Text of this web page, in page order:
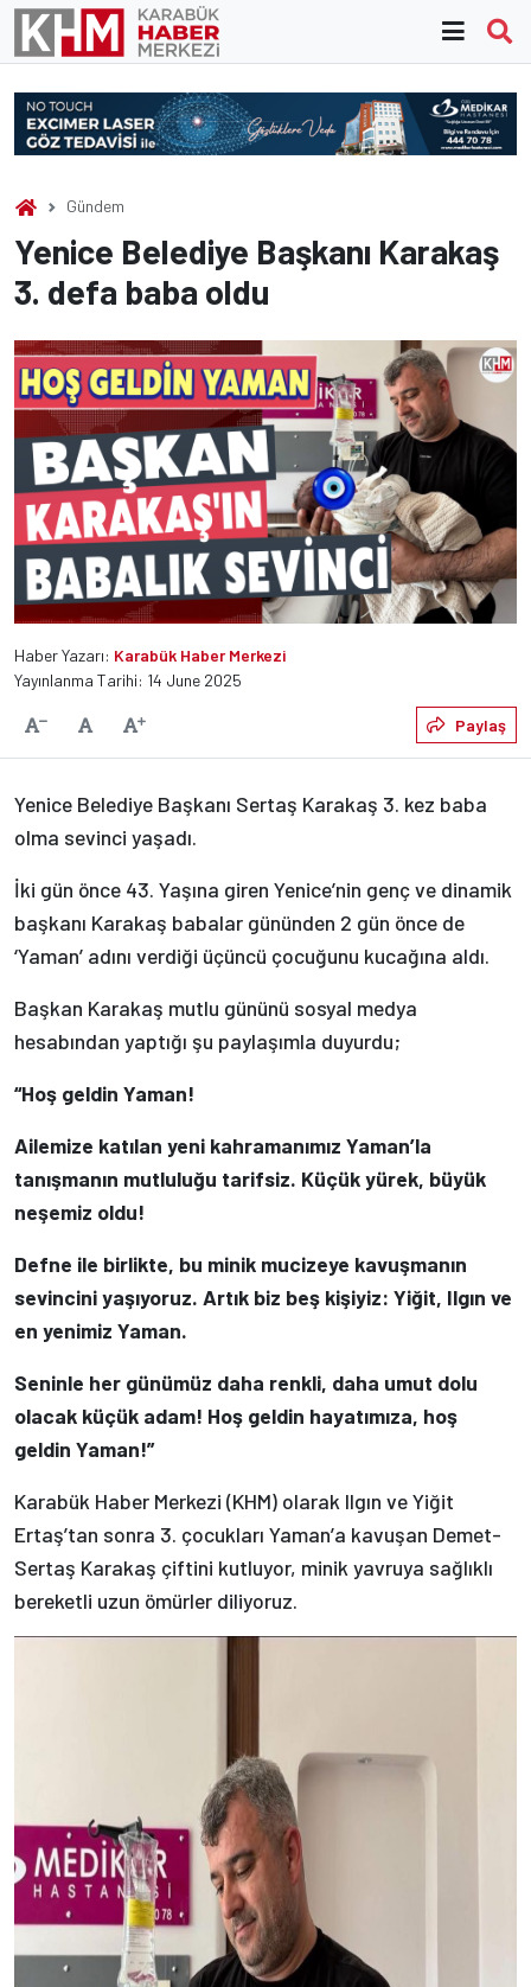
Skip
content
Gündem
Yenice Belediye Başkanı Karakaş
3. defa baba oldu
Haber Yazarı: Karabük Haber Merkezi
Yayınlanma Tarihi: 14 June 2025
Yazıyı KüçültVarsayılanYazıyı Büyüt Paylaş
Yenice Belediye Başkanı Sertaş Karakaş 3. kez baba
olma sevinci yaşadı.
İki gün önce 43. Yaşına giren Yenice’nin genç ve dinamik
başkanı Karakaş babalar gününden 2 gün önce de
‘Yaman’ adını verdiği üçüncü çocuğunu kucağına aldı.
Başkan Karakaş mutlu gününü sosyal medya
hesabından yaptığı şu paylaşımla duyurdu;
“Hoş geldin Yaman!
Ailemize katılan yeni kahramanımız Yaman’la
tanışmanın mutluluğu tarifsiz. Küçük yürek, büyük
neşemiz oldu!
Defne ile birlikte, bu minik mucizeye kavuşmanın
sevincini yaşıyoruz. Artık biz beş kişiyiz: Yiğit, Ilgın ve
en yenimiz Yaman.
Seninle her günümüz daha renkli, daha umut dolu
olacak küçük adam! Hoş geldin hayatımıza, hoş
geldin Yaman!”
Karabük Haber Merkezi (KHM) olarak Ilgın ve Yiğit
Ertaş’tan sonra 3. çocukları Yaman’a kavuşan Demet-
Sertaş Karakaş çiftini kutluyor, minik yavruya sağlıklı
bereketli uzun ömürler diliyoruz.